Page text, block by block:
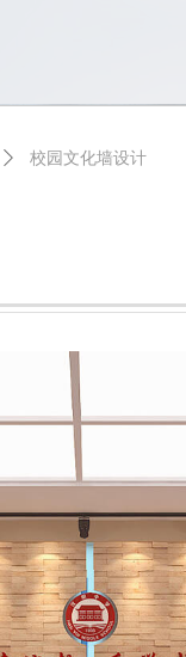
ꄲ 校园文化墙设计